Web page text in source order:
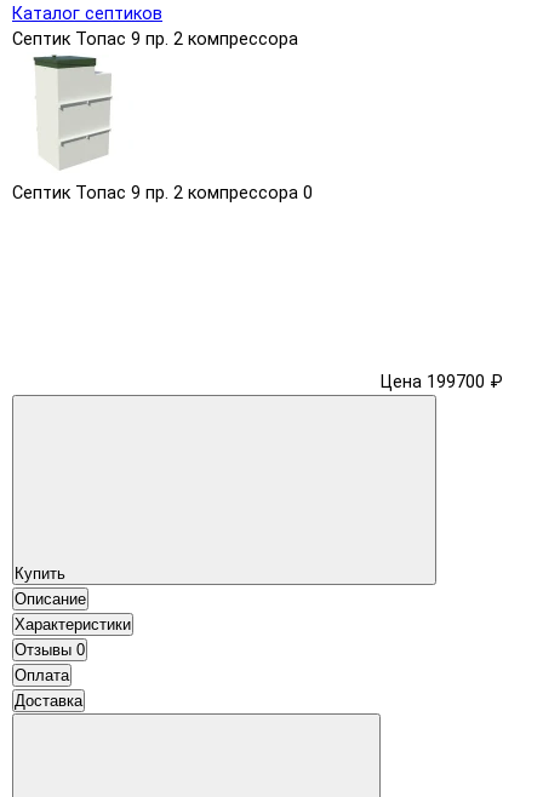
Каталог септиков
Септик Топас 9 пр. 2 компрессора
Септик Топас 9 пр. 2 компрессора 0
Цена 199700 ₽
Купить
Описание
Характеристики
Отзывы 0
Оплата
Доставка